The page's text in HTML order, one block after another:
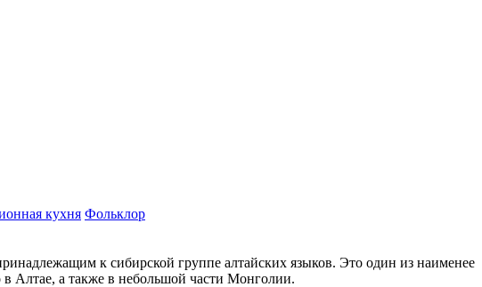
кухня Фольклор
к сибирской группе алтайских языков. Это один из наименее
Алтае, а также в небольшой части Монголии.